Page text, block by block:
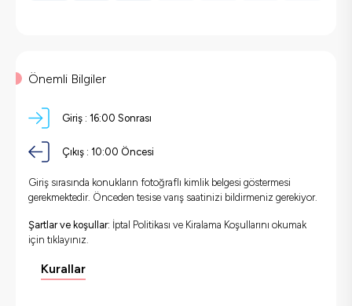
Önemli Bilgiler
Giriş : 16:00 Sonrası
Çıkış : 10:00 Öncesi
Giriş sırasında konukların fotoğraflı kimlik belgesi göstermesi
gerekmektedir. Önceden tesise varış saatinizi bildirmeniz gerekiyor.
Şartlar ve koşullar: İptal Politikası ve Kiralama Koşullarını okumak
için tıklayınız.
Kurallar